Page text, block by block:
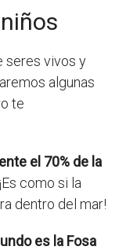
seres vivos y
algunas
te
el 70% de la
¡Es como si la
dentro del mar!
es la Fosa